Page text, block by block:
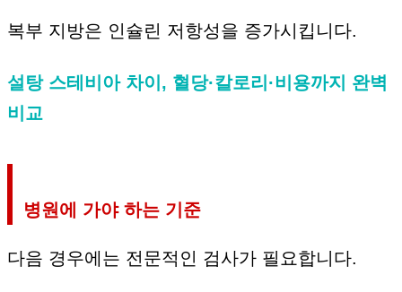
복부 지방은 인슐린 저항성을 증가시킵니다.
설탕 스테비아 차이, 혈당·칼로리·비용까지 완벽
비교
병원에 가야 하는 기준
다음 경우에는 전문적인 검사가 필요합니다.